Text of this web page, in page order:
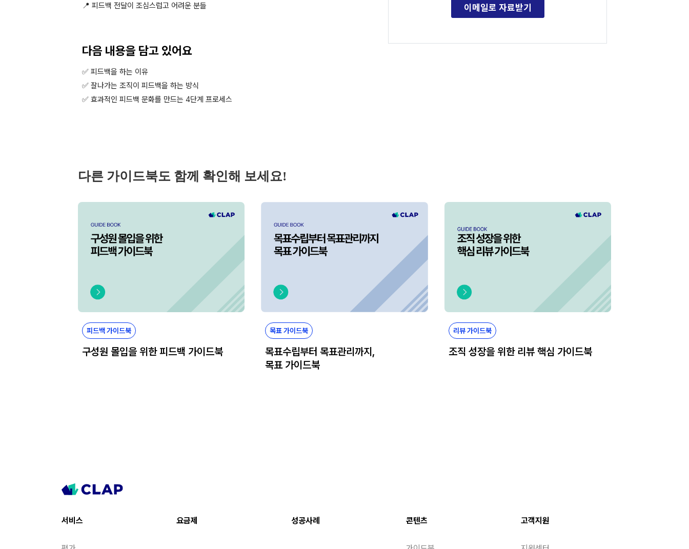
📍 피드백 전달이 조심스럽고 어려운 분들
다음 내용을 담고 있어요
✅ 피드백을 하는 이유
✅ 잘나가는 조직이 피드백을 하는 방식
✅ 효과적인 피드백 문화를 만드는 4단계 프로세스
다른 가이드북도 함께 확인해 보세요!
피드백 가이드북
구성원 몰입을 위한 피드백 가이드북
목표 가이드북
목표수립부터 목표관리까지,
목표 가이드북
리뷰 가이드북
조직 성장을 위한 리뷰 핵심 가이드북
서비스 요금제 성공사례 콘텐츠 고객지원